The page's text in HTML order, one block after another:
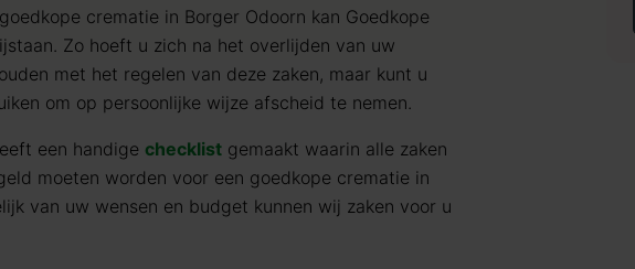
crematie in Borger Odoorn kan Goedkope
Zo hoeft u zich na het overlijden van uw
met het regelen van deze zaken, maar kunt u
om op persoonlijke wijze afscheid te nemen.
een handige checklist gemaakt waarin alle zaken
moeten worden voor een goedkope crematie in
van uw wensen en budget kunnen wij zaken voor u